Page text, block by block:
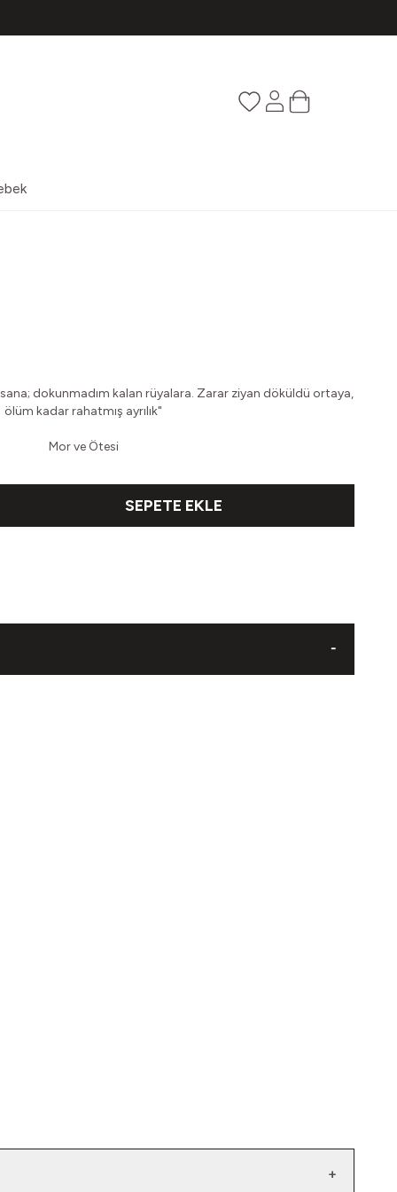
Favorilerim
HesabımSepetim
dokunmadım kalan rüyalara. Zarar ziyan döküldü ortaya,
ölüm kadar rahatmış ayrılık"
Mor ve Ötesi
SEPETE EKLE